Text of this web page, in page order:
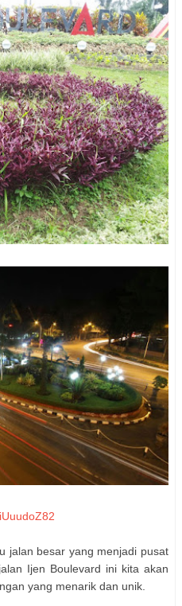
jalan besar yang menjadi pusat
Ijen Boulevard ini kita akan
yang menarik dan unik.